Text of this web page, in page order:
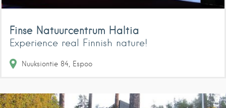
Finse Natuurcentrum Haltia
Experience real Finnish nature!
Nuuksiontie 84 Espoo